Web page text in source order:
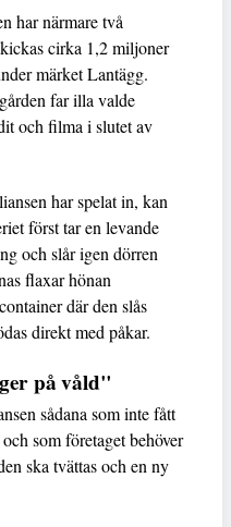
har närmare två
cirka 1,2 miljoner
märket Lantägg.
far illa valde
och filma i slutet av
har spelat in, kan
först tar en levande
och slår igen dörren
flaxar hönan
där den slås
direkt med påkar.
på våld"
sådana som inte fått
som företaget behöver
ska tvättas och en ny